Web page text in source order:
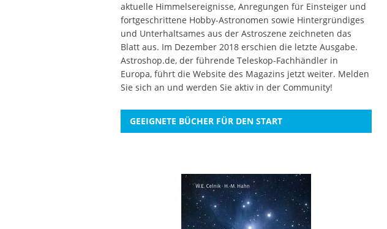
aktuelle Himmelsereignisse, Anregungen für Einsteiger und
fortgeschrittene Hobby-Astronomen sowie Hintergründiges
und Unterhaltsames aus der Astroszene zeichneten das
Blatt aus. Im Dezember 2018 erschien die letzte Ausgabe.
Astroshop.de, der führende Teleskop-Fachhändler in
Europa, führt die Website des Magazins jetzt weiter. Melden
Sie sich an und werden Sie aktiv in der Community!
GEEIGNETE BÜCHER FÜR DEN START